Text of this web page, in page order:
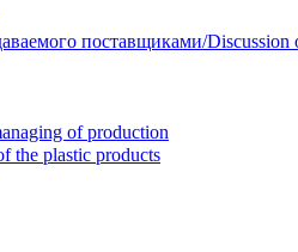
поставщиками/Discussion
of production
the plastic products